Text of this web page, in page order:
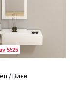
5525
/ Виен